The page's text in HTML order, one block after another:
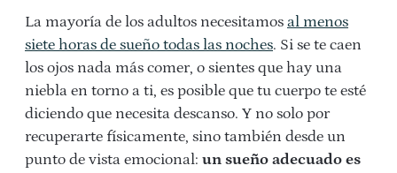
La mayoría de los adultos necesitamos al menos
siete horas de sueño todas las noches. Si se te caen
los ojos nada más comer, o sientes que hay una
niebla en torno a ti, es posible que tu cuerpo te esté
diciendo que necesita descanso. Y no solo por
recuperarte físicamente, sino también desde un
punto de vista emocional: un sueño adecuado es